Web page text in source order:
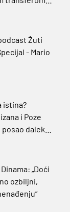
Žuti
- Mario
istina?
i Poze
daleko
„Doći
ozbiljni,